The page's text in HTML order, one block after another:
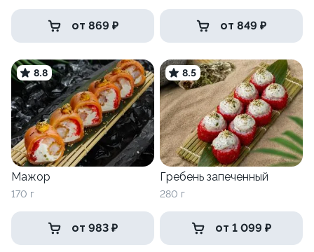
от 869 ₽ от 849 ₽
8.8
Мажор
170 г
от 983 ₽
8.5
Гребень запеченный
280 г
от 1 099 ₽